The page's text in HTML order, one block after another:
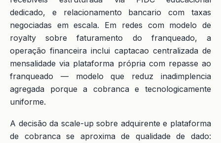
dedicado, e relacionamento bancario com taxas
negociadas em escala. Em redes com modelo de
royalty sobre faturamento do franqueado, a
operação financeira inclui captacao centralizada de
mensalidade via plataforma própria com repasse ao
franqueado — modelo que reduz inadimplencia
agregada porque a cobranca e tecnologicamente
uniforme.
A decisão da scale-up sobre adquirente e plataforma
de cobranca se aproxima de qualidade de dado: